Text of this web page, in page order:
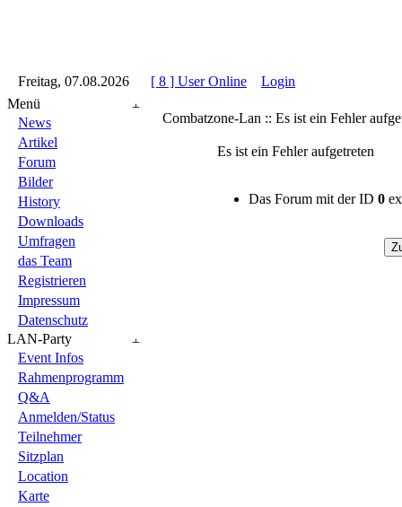
Freitag, 07.08.2026 [ 8 ] User Online Login
Menü
News
Artikel
Forum
Bilder
History
Downloads
Umfragen
das Team
Registrieren
Impressum
Datenschutz
LAN-Party
Event Infos
Rahmenprogramm
Q&A
Anmelden/Status
Teilnehmer
Sitzplan
Location
Karte
Combatzone-Lan :: Es ist ein Fehler
Es ist ein Fehler aufgetreten
Das Forum mit der ID 0